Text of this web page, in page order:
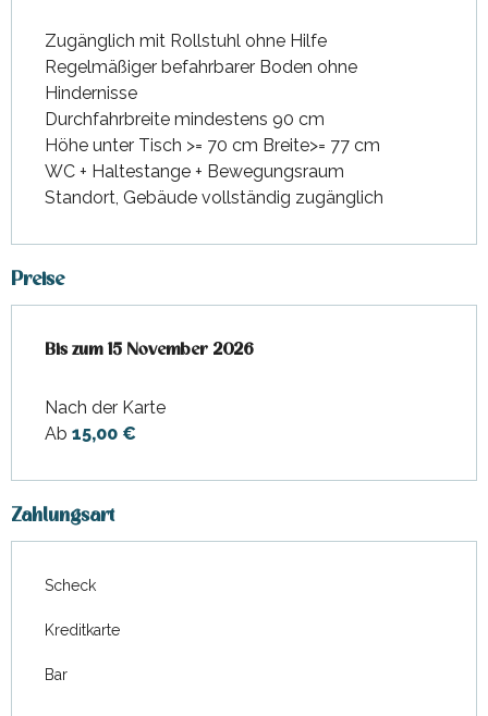
Zugänglich mit Rollstuhl ohne Hilfe
Regelmäßiger befahrbarer Boden ohne
Hindernisse
Durchfahrbreite mindestens 90 cm
Höhe unter Tisch >= 70 cm Breite>= 77 cm
WC + Haltestange + Bewegungsraum
Standort, Gebäude vollständig zugänglich
Preise
ab1 Februar 2026bis zum
Bis zum15 November 2026
Nach der Karte
Ab 15,00 €
Zahlungsart
Scheck
Kreditkarte
Bar